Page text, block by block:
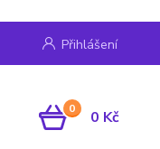
Přihlášení
0 0 Kč